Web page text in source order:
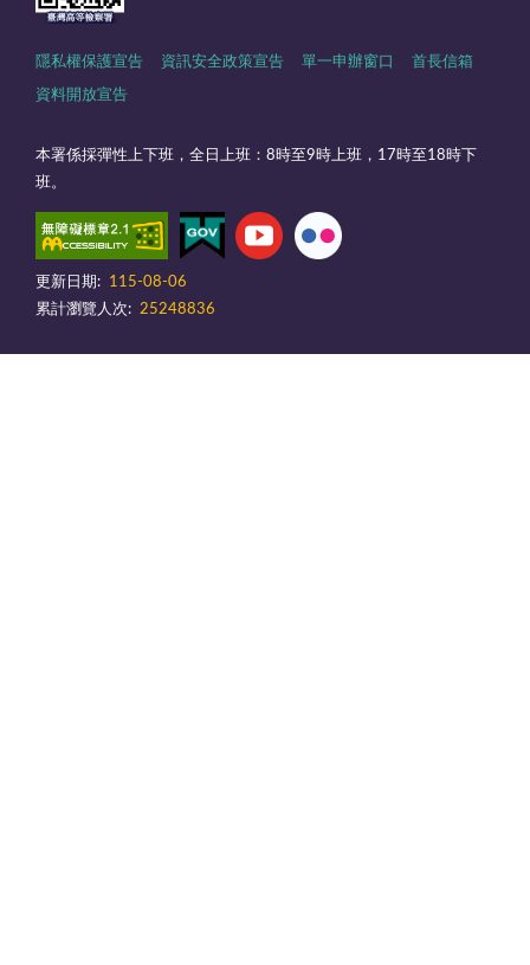
隱私權保護宣告 資訊安全政策宣告 單一申辦窗口 首長信箱
資料開放宣告
本署係採彈性上下班，全日上班：8時至9時上班，17時至18時下
班。
更新日期:
115-08-06
累計瀏覽人次: 25248836